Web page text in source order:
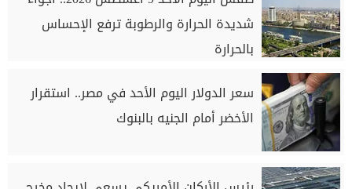
شديدة الحرارة والرطوبة ترفع الإحساس
بالحرارة
سعر الدولار اليوم الأحد في مصر.. استقرار
الأخضر أمام الجنيه بالبنوك